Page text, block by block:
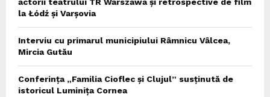
actorii teatrului TR Warszawa și retrospective de film
la Łódź și Varșovia
Interviu cu primarul municipiului Râmnicu Vâlcea,
Mircia Gutău
Conferința „Familia Cioflec și Clujul” susținută de
istoricul Luminița Cornea